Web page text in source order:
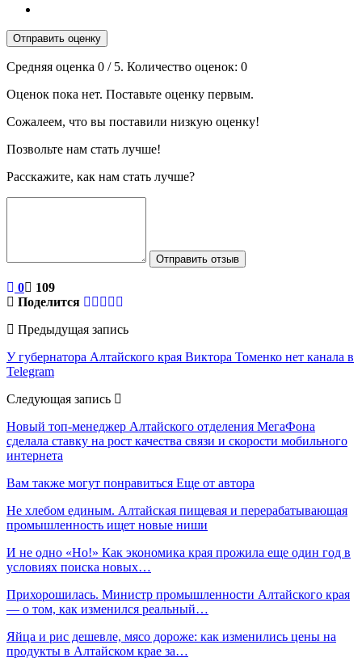
Отправить оценку
Средняя оценка 0 / 5. Количество оценок: 0
Оценок пока нет. Поставьте оценку первым.
Сожалеем, что вы поставили низкую оценку!
Позвольте нам стать лучше!
Расскажите, как нам стать лучше?
Отправить отзыв
0
109
Поделится
Предыдущая запись
У губернатора Алтайского края Виктора Томенко нет канала в
Telegram
Следующая запись
Новый топ-менеджер Алтайского отделения МегаФона
сделала ставку на рост качества связи и скорости мобильного
интернета
Вам также могут понравиться Еще от автора
Не хлебом единым. Алтайская пищевая и перерабатывающая
промышленность ищет новые ниши
И не одно «Но!» Как экономика края прожила еще один год в
условиях поиска новых…
Прихорошилась. Министр промышленности Алтайского края
— о том, как изменился реальный…
Яйца и рис дешевле, мясо дороже: как изменились цены на
продукты в Алтайском крае за…